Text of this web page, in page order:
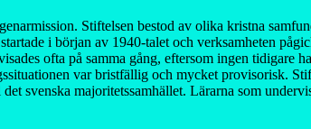
Stiftelsen bestod av olika kristna
i början av 1940-talet och verksamheten
ofta på samma gång, eftersom ingen tidigare
var bristfällig och mycket provisorisk.
svenska majoritetssamhället. Lärarna som